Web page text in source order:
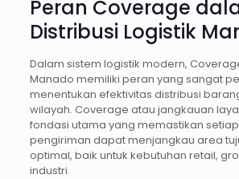
Peran Coverage
Distribusi Logistik
Dalam sistem logistik modern,
Manado memiliki peran yang sangat
menentukan efektivitas distribusi
wilayah. Coverage atau jangkauan
fondasi utama yang memastikan
pengiriman dapat menjangkau area
optimal, baik untuk kebutuhan retail,
industri.